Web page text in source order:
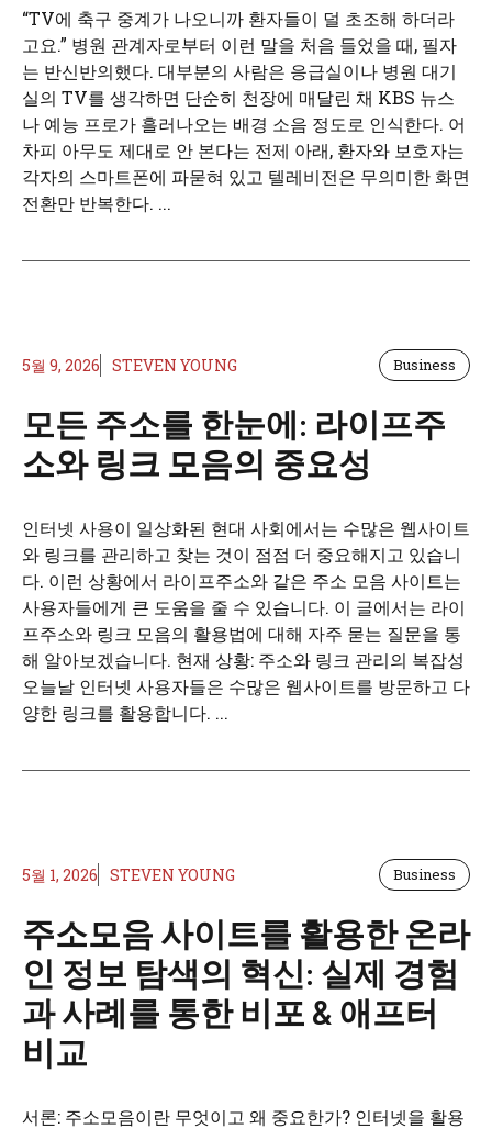
“TV에 축구 중계가 나오니까 환자들이 덜 초조해 하더라
고요.” 병원 관계자로부터 이런 말을 처음 들었을 때, 필자
는 반신반의했다. 대부분의 사람은 응급실이나 병원 대기
실의 TV를 생각하면 단순히 천장에 매달린 채 KBS 뉴스
나 예능 프로가 흘러나오는 배경 소음 정도로 인식한다. 어
차피 아무도 제대로 안 본다는 전제 아래, 환자와 보호자는
각자의 스마트폰에 파묻혀 있고 텔레비전은 무의미한 화면
전환만 반복한다. ...
5월 9, 2026 STEVEN YOUNG Business
모든 주소를 한눈에: 라이프주
소와 링크 모음의 중요성
인터넷 사용이 일상화된 현대 사회에서는 수많은 웹사이트
와 링크를 관리하고 찾는 것이 점점 더 중요해지고 있습니
다. 이런 상황에서 라이프주소와 같은 주소 모음 사이트는
사용자들에게 큰 도움을 줄 수 있습니다. 이 글에서는 라이
프주소와 링크 모음의 활용법에 대해 자주 묻는 질문을 통
해 알아보겠습니다. 현재 상황: 주소와 링크 관리의 복잡성
오늘날 인터넷 사용자들은 수많은 웹사이트를 방문하고 다
양한 링크를 활용합니다. ...
5월 1, 2026 STEVEN YOUNG Business
주소모음 사이트를 활용한 온라
인 정보 탐색의 혁신: 실제 경험
과 사례를 통한 비포 & 애프터
비교
서론: 주소모음이란 무엇이고 왜 중요한가? 인터넷을 활용